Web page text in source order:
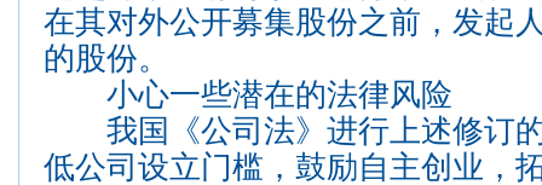
在其对外公开募集股份之前，发起
的股份。
小心一些潜在的法律风险
我国《公司法》进行上述修订
低公司设立门槛，鼓励自主创业，